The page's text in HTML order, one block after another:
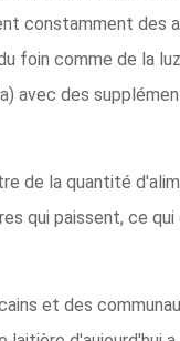
constamment des
foin comme de la
avec des
de la quantité
qui paissent, ce
et des